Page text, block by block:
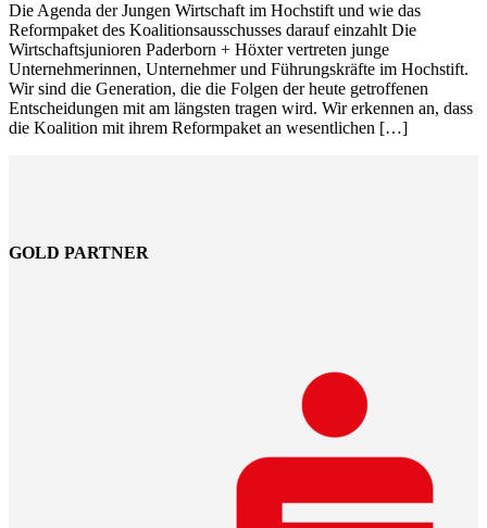
Die Agenda der Jungen Wirtschaft im Hochstift und wie das
Reformpaket des Koalitionsausschusses darauf einzahlt Die
Wirtschaftsjunioren Paderborn + Höxter vertreten junge
Unternehmerinnen, Unternehmer und Führungskräfte im Hochstift.
Wir sind die Generation, die die Folgen der heute getroffenen
Entscheidungen mit am längsten tragen wird. Wir erkennen an, dass
die Koalition mit ihrem Reformpaket an wesentlichen […]
GOLD PARTNER